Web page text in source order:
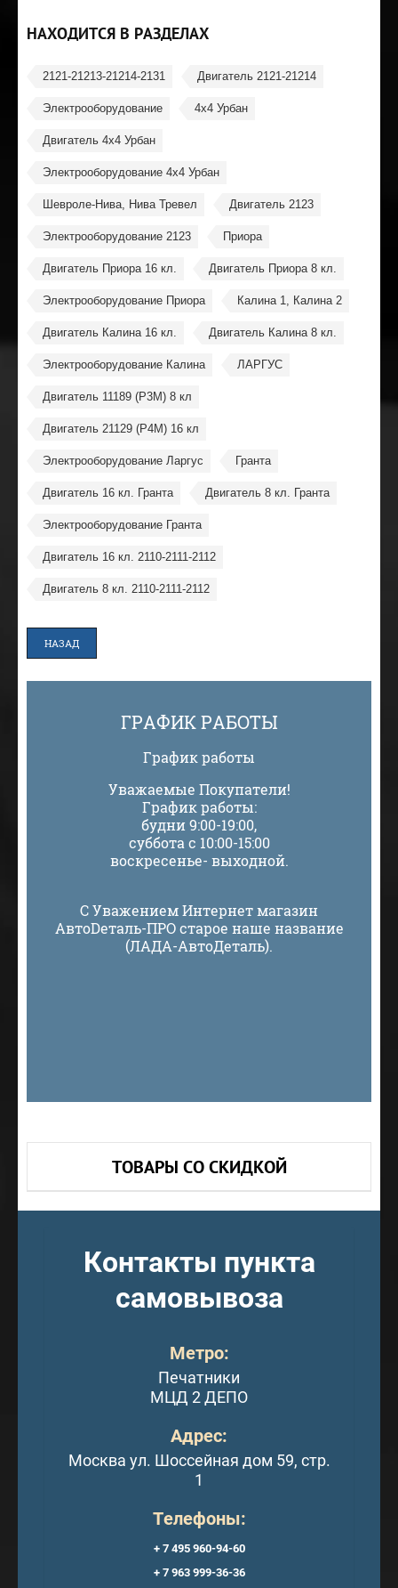
НАХОДИТСЯ В РАЗДЕЛАХ
2121-21213-21214-2131 Двигатель 2121-21214
Электрооборудование 4x4 Урбан
Двигатель 4x4 Урбан
Электрооборудование 4х4 Урбан
Шевроле-Нива, Нива Тревел Двигатель 2123
Электрооборудование 2123 Приора
Двигатель Приора 16 кл. Двигатель Приора 8 кл.
Электрооборудование Приора Калина 1, Калина 2
Двигатель Калина 16 кл. Двигатель Калина 8 кл.
Электрооборудование Калина ЛАРГУС
Двигатель 11189 (P3M) 8 кл
Двигатель 21129 (P4M) 16 кл
Электрооборудование Ларгус Гранта
Двигатель 16 кл. Гранта Двигатель 8 кл. Гранта
Электрооборудование Гранта
Двигатель 16 кл. 2110-2111-2112
Двигатель 8 кл. 2110-2111-2112
НАЗАД
ГРАФИК РАБОТЫ
График работы
Уважаемые Покупатели!
График работы:
будни 9:00-19:00,
суббота с 10:00-15:00
воскресенье- выходной.
С Уважением Интернет магазин
АвтоDеталь-ПРО старое наше название
(ЛАДА-АвтоДеталь).
ТОВАРЫ СО СКИДКОЙ
Контакты пункта
самовывоза
Метро:
Печатники
МЦД 2 ДЕПО
Адрес:
Москва ул. Шоссейная дом 59, стр.
1
Телефоны:
+ 7 495 960-94-60
+ 7 963 999-36-36